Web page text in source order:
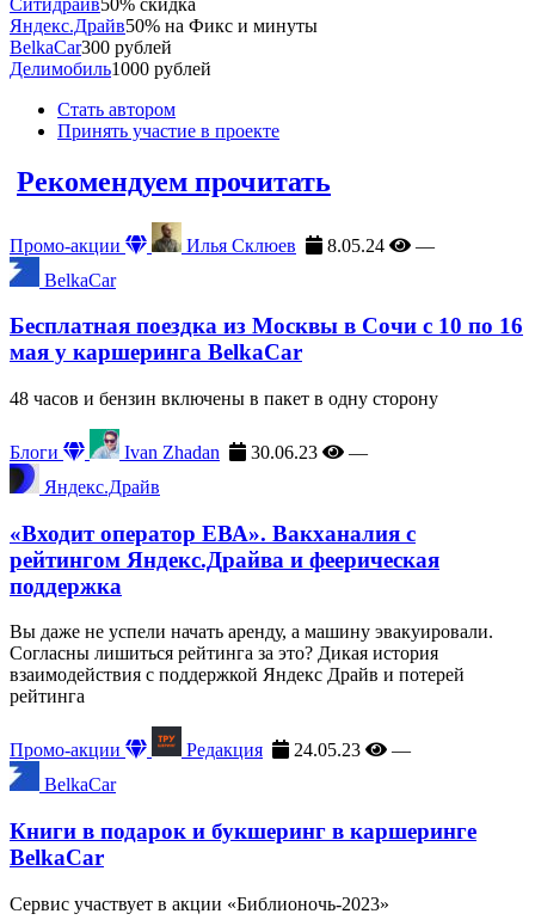
Яндекс.Драйв50% на Фикс и минуты
BelkaCar300 рублей
Делимобиль1000 рублей
Стать автором
Принять участие в проекте
Рекомендуем прочитать
Промо-акции Илья Склюев 8.05.24
—
BelkaCar
Бесплатная поездка из Москвы в Сочи с 10 по 16
мая у каршеринга BelkaCar
48 часов и бензин включены в пакет в одну сторону
Блоги Ivan Zhadan 30.06.23
—
Яндекс.Драйв
«Входит оператор ЕВА». Вакханалия с
рейтингом Яндекс.Драйва и феерическая
поддержка
Вы даже не успели начать аренду, а машину эвакуировали.
Согласны лишиться рейтинга за это? Дикая история
взаимодействия с поддержкой Яндекс Драйв и потерей
рейтинга
Промо-акции Редакция 24.05.23
—
BelkaCar
Книги в подарок и букшеринг в каршеринге
BelkaCar
Сервис участвует в акции «Библионочь-2023»